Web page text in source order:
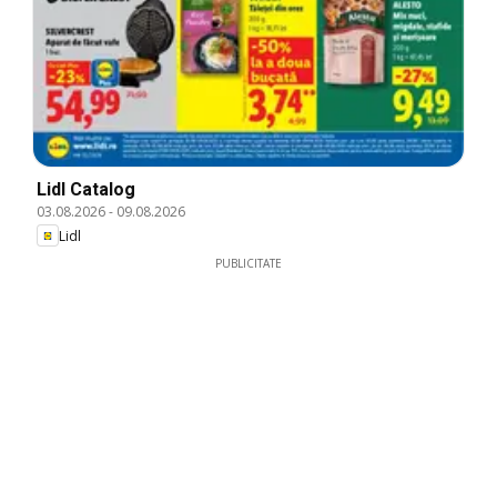
Lidl Catalog
03.08.2026- 09.08.2026
Lidl
PUBLICITATE